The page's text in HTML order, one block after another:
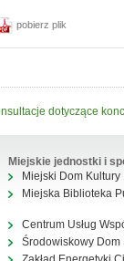
pobierz plik
dotyczące
Miejskie jednostki i
Miejski Dom Kultury
Miejska Biblioteka
Centrum Usług
Środowiskowy Dom